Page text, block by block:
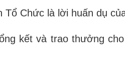
Tổ Chức là lời huấn dụ
kết và trao thưởng